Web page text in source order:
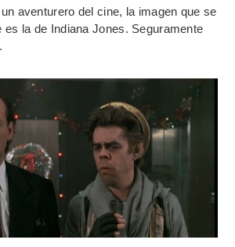
aventurero del cine, la imagen que se
es la de Indiana Jones. Seguramente